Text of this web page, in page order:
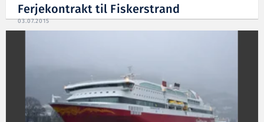
Ferjekontrakt til Fiskerstrand
03.07.2015